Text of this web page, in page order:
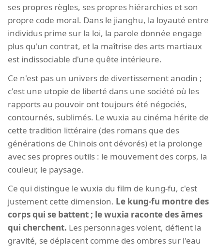
ses propres règles, ses propres hiérarchies et son
propre code moral. Dans le jianghu, la loyauté entre
individus prime sur la loi, la parole donnée engage
plus qu'un contrat, et la maîtrise des arts martiaux
est indissociable d'une quête intérieure.
Ce n'est pas un univers de divertissement anodin ;
c'est une utopie de liberté dans une société où les
rapports au pouvoir ont toujours été négociés,
contournés, sublimés. Le wuxia au cinéma hérite de
cette tradition littéraire (des romans que des
générations de Chinois ont dévorés) et la prolonge
avec ses propres outils : le mouvement des corps, la
couleur, le paysage.
Ce qui distingue le wuxia du film de kung-fu, c'est
justement cette dimension. Le kung-fu montre des
corps qui se battent ; le wuxia raconte des âmes
qui cherchent. Les personnages volent, défient la
gravité, se déplacent comme des ombres sur l'eau